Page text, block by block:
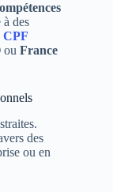
des
CPF
ou France
des
ou en